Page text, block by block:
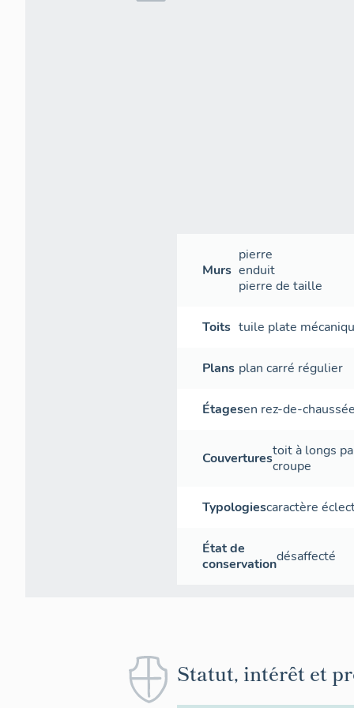
Murs
pierre
enduit
pierre de taille
Toits tuile plate
Plans plan carré régulier
Étagesen rez-de-
Couverturestoit à longs
croupe
Typologiescaractère
État de
conservationdésaffecté
Statut, intérêt et